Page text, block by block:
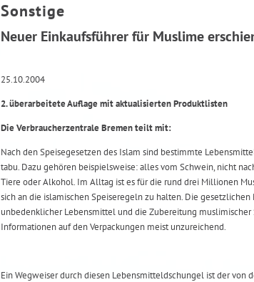
Sonstige
Neuer Einkaufsführer für Muslime
25.10.2004
2. überarbeitete Auflage mit aktualisierten Produktlisten
Die Verbraucherzentrale Bremen teilt mit:
Nach den Speisegesetzen des Islam sind bestimmte
tabu. Dazu gehören beispielsweise: alles vom Schwein, nicht
Tiere oder Alkohol. Im Alltag ist es für die rund drei Millionen
sich an die islamischen Speiseregeln zu halten. Die
unbedenklicher Lebensmittel und die Zubereitung muslimischer
Informationen auf den Verpackungen meist unzureichend.
Ein Wegweiser durch diesen Lebensmitteldschungel ist der von